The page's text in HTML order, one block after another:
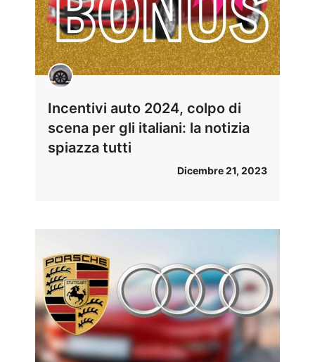
Incentivi auto 2024, colpo di
scena per gli italiani: la notizia
spiazza tutti
Dicembre 21, 2023